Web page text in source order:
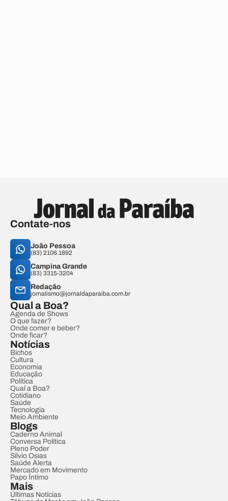
Contate-nos
João Pessoa
(83) 2106.1892
Campina Grande
(83) 3315-3204
Redação
jornalismo@jornaldaparaiba.com.br
Qual a Boa?
Agenda de Shows
O que fazer?
Onde comer e beber?
Onde ficar?
Notícias
Bichos
Cultura
Economia
Educação
Política
Qual a Boa?
Cotidiano
Saúde
Tecnologia
Meio Ambiente
Blogs
Caderno Animal
Conversa Política
Pleno Poder
Sílvio Osias
Saúde Alerta
Mercado em Movimento
Papo Íntimo
Mais
Últimas Notícias